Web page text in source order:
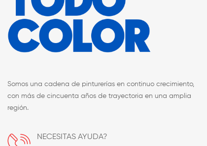
Somos una cadena de pinturerías en continuo crecimiento,
con más de cincuenta años de trayectoria en una amplia
región.
NECESITAS AYUDA?